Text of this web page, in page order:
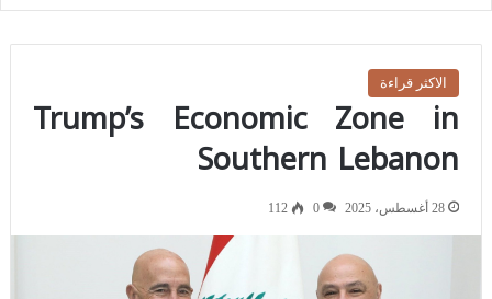
الاكثر قراءة
Trump’s Economic Zone in
Southern Lebanon
28 أغسطس، 2025 0
112